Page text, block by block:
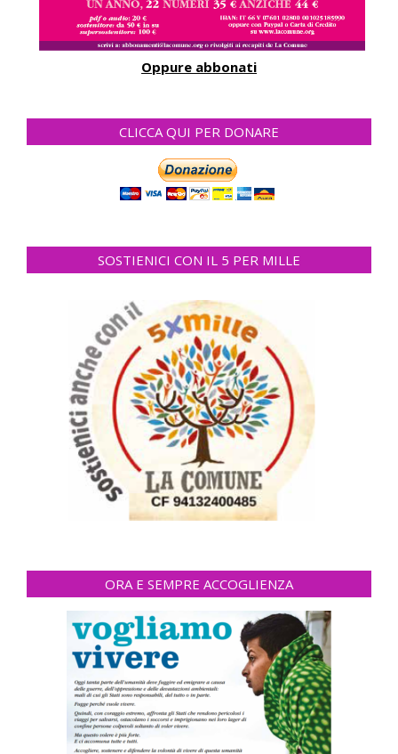
Oppure abbonati
CLICCA QUI PER DONARE
SOSTIENICI CON IL 5 PER MILLE
ORA E SEMPRE ACCOGLIENZA